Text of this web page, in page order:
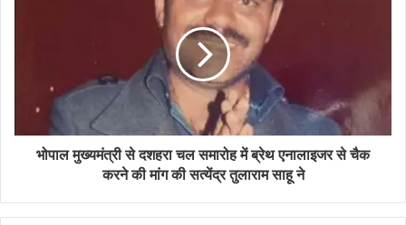
भोपाल मुख्यमंत्री से दशहरा चल समारोह में ब्रेथ एनालाइजर से चैक
करने की मांग की सत्येंद्र तुलाराम साहू ने